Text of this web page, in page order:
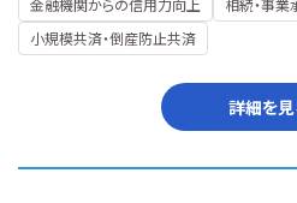
金融機関からの信用力向上
相続・事業
小規模共済・倒産防止共済
詳細を